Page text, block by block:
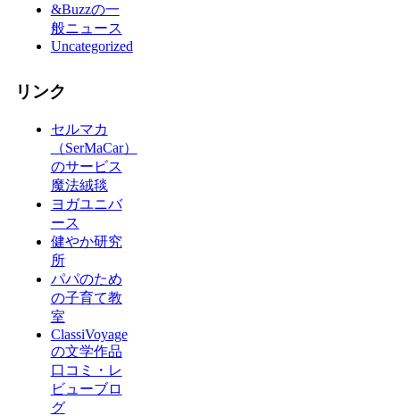
&Buzzの一
般ニュース
Uncategorized
リンク
セルマカ
（SerMaCar）
のサービス
魔法絨毯
ヨガユニバ
ース
健やか研究
所
パパのため
の子育て教
室
ClassiVoyage
の文学作品
口コミ・レ
ビューブロ
グ